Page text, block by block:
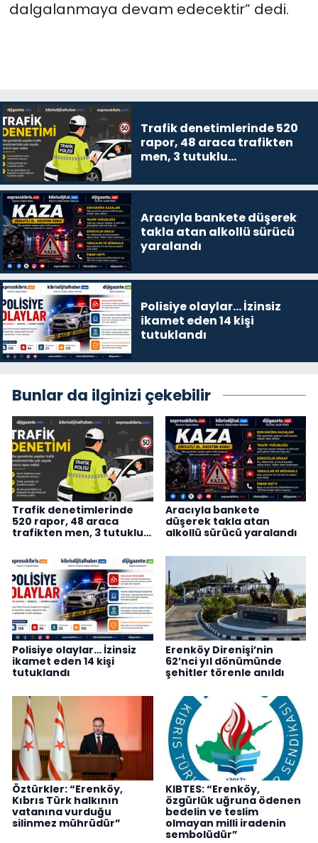
dalgalanmaya devam edecektir” dedi.
Trafik denetimlerinde 520
rapor, 48 araca trafikten
men, 3 tutuklu…
Aracıyla bankete düşerek
takla atan alkollü sürücü
yaralandı
Polisiye olaylar… İzinsiz
ikamet eden 14 kişi
tutuklandı
Bunlar da ilginizi çekebilir
Trafik denetimlerinde
520 rapor, 48 araca
trafikten men, 3 tutuklu…
Aracıyla bankete
düşerek takla atan
alkollü sürücü yaralandı
Polisiye olaylar… İzinsiz
ikamet eden 14 kişi
tutuklandı
Erenköy Direnişi’nin
62’nci yıl dönümünde
şehitler törenle anıldı
Öztürkler: “Erenköy,
Kıbrıs Türk halkının
vatanına vurduğu
silinmez mührüdür”
KIBTES: “Erenköy,
özgürlük uğruna ödenen
bedelin ve teslim
olmayan milli iradenin
sembolüdür”